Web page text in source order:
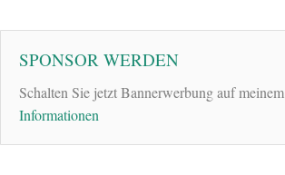
SPONSOR WERDEN
Schalten Sie jetzt Bannerwerbung auf
Informationen